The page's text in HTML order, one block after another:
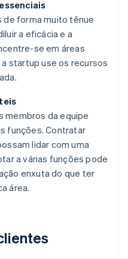
de forma muito tênue
a eficácia e a
se em áreas
startup use os recursos
membros da equipe
funções. Contratar
lidar com uma
a várias funções pode
enxuta do que ter
área.